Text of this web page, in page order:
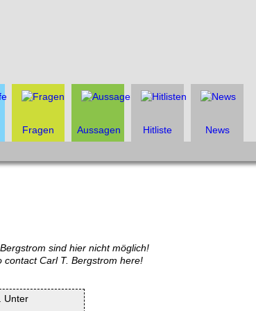
Fragen Aussagen Hitliste News
sind hier nicht möglich!
contact Carl T. Bergstrom here!
Unter